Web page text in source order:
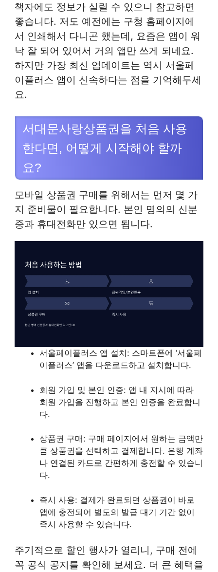
책자에도 정보가 실릴 수 있으니 참고하면
좋습니다. 저도 예전에는 구청 홈페이지에
서 인쇄해서 다니곤 했는데, 요즘은 앱이 워
낙 잘 되어 있어서 거의 앱만 쓰게 되네요.
하지만 가장 최신 업데이트는 역시 서울페
이플러스 앱이 신속하다는 점을 기억해두세
요.
서대문사랑상품권을 처음 사용
한다면, 어떻게 시작해야 할까
요?
모바일 상품권 구매를 위해서는 먼저 몇 가
지 준비물이 필요합니다. 본인 명의의 신분
증과 휴대전화만 있으면 됩니다.
서울페이플러스 앱 설치: 스마트폰에 ‘서울페
이플러스’ 앱을 다운로드하고 설치합니다.
회원 가입 및 본인 인증: 앱 내 지시에 따라
회원 가입을 진행하고 본인 인증을 완료합니
다.
상품권 구매: 구매 페이지에서 원하는 금액만
큼 상품권을 선택하고 결제합니다. 은행 계좌
나 연결된 카드로 간편하게 충전할 수 있습니
다.
즉시 사용: 결제가 완료되면 상품권이 바로
앱에 충전되어 별도의 발급 대기 기간 없이
즉시 사용할 수 있습니다.
주기적으로 할인 행사가 열리니, 구매 전에
꼭 공식 공지를 확인해 보세요. 더 큰 혜택을